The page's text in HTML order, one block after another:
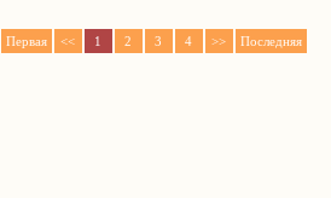
Первая << 1 2 3 4 >> Последняя